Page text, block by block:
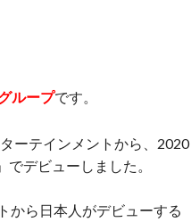
ループです。
ーテインメントから、2020
デビューしました。
から日本人がデビューする